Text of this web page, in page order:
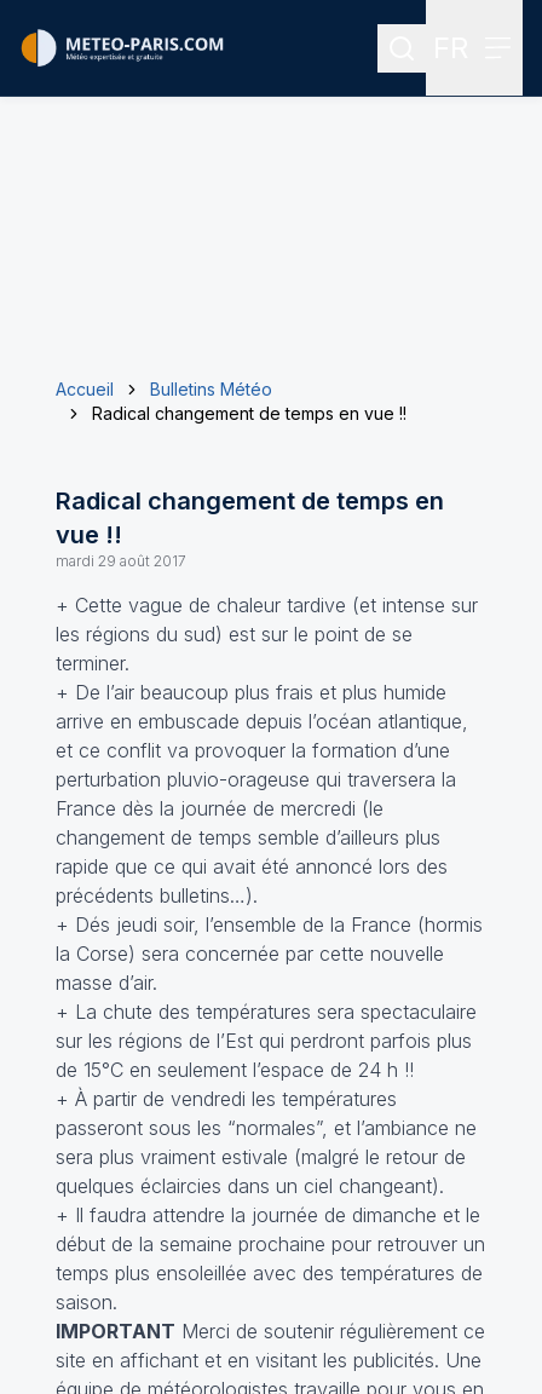
Rechercher
Accueil
Bulletins Météo
Radical changement de temps en vue !!
Radical changement de temps en
vue !!
mardi 29 août 2017
+ Cette vague de chaleur tardive (et intense sur
les régions du sud) est sur le point de se
terminer.
+ De l’air beaucoup plus frais et plus humide
arrive en embuscade depuis l’océan atlantique,
et ce conflit va provoquer la formation d’une
perturbation pluvio-orageuse qui traversera la
France dès la journée de mercredi (le
changement de temps semble d’ailleurs plus
rapide que ce qui avait été annoncé lors des
précédents bulletins…).
+ Dés jeudi soir, l’ensemble de la France (hormis
la Corse) sera concernée par cette nouvelle
masse d’air.
+ La chute des températures sera spectaculaire
sur les régions de l’Est qui perdront parfois plus
de 15°C en seulement l’espace de 24 h !!
+ À partir de vendredi les températures
passeront sous les “normales”, et l’ambiance ne
sera plus vraiment estivale (malgré le retour de
quelques éclaircies dans un ciel changeant).
+ Il faudra attendre la journée de dimanche et le
début de la semaine prochaine pour retrouver un
temps plus ensoleillée avec des températures de
saison.
IMPORTANT Merci de soutenir régulièrement ce
site en affichant et en visitant les publicités. Une
équipe de météorologistes travaille pour vous en